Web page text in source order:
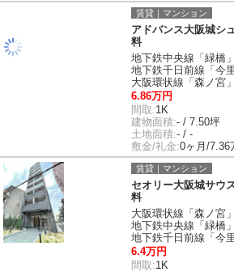
賃貸｜マンション
アドバンス大阪城シ
料
地下鉄中央線「緑橋
地下鉄千日前線「今
大阪環状線「森ノ宮
6.86万円
間取:1K
建物面積:- / 7.50坪
土地面積:- / -
敷金/礼金:0ヶ月/7.36
賃貸｜マンション
セオリー大阪城サウ
料
大阪環状線「森ノ宮
地下鉄中央線「緑橋
地下鉄千日前線「今
6.4万円
間取:1K